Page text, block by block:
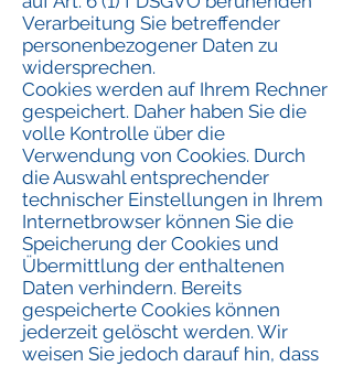
Verarbeitung Sie betreffender
personenbezogener Daten zu
widersprechen.
Cookies werden auf Ihrem Rechner
gespeichert. Daher haben Sie die
volle Kontrolle über die
Verwendung von Cookies. Durch
die Auswahl entsprechender
technischer Einstellungen in Ihrem
Internetbrowser können Sie die
Speicherung der Cookies und
Übermittlung der enthaltenen
Daten verhindern. Bereits
gespeicherte Cookies können
jederzeit gelöscht werden. Wir
weisen Sie jedoch darauf hin, dass